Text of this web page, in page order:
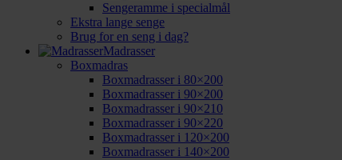
Sengeramme i specialmål
Ekstra lange senge
Brug for en seng i dag?
Madrasser
Boxmadras
Boxmadrasser i 80×200
Boxmadrasser i 90×200
Boxmadrasser i 90×210
Boxmadrasser i 90×220
Boxmadrasser i 120×200
Boxmadrasser i 140×200